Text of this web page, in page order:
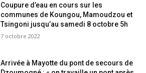
Coupure d’eau en cours sur les
communes de Koungou, Mamoudzou et
Tsingoni jusqu’au samedi 8 octobre 5h
7 octobre 2022
Arrivée à Mayotte du pont de secours de